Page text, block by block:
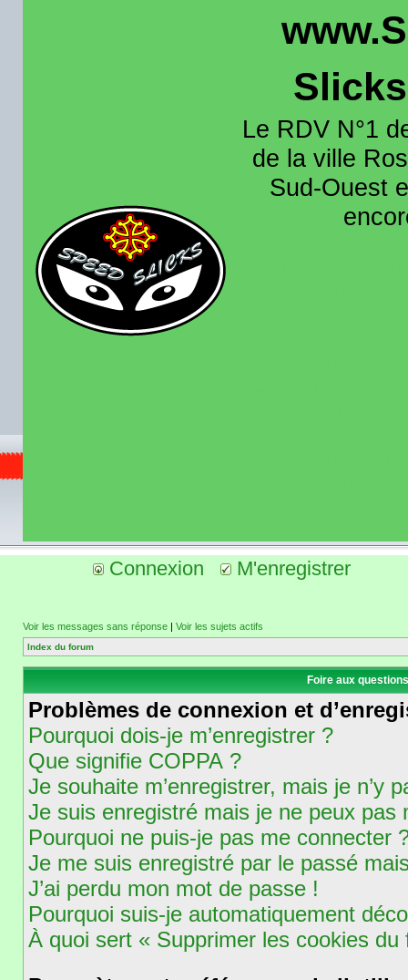
Le RDV N°1
de la ville
Sud-Ouest
Connexion
M'enregistrer
Voir les messages sans réponse | Voir les sujets actifs
Index du forum
Foire aux
Problèmes de connexion et
Pourquoi dois-je m’enregistrer ?
Que signifie COPPA ?
Je souhaite m’enregistrer, mais je n’y
Je suis enregistré mais je ne peux pas
Pourquoi ne puis-je pas me connecter
Je me suis enregistré par le passé
J’ai perdu mon mot de passe !
Pourquoi suis-je automatiquement
À quoi sert « Supprimer les cookies du